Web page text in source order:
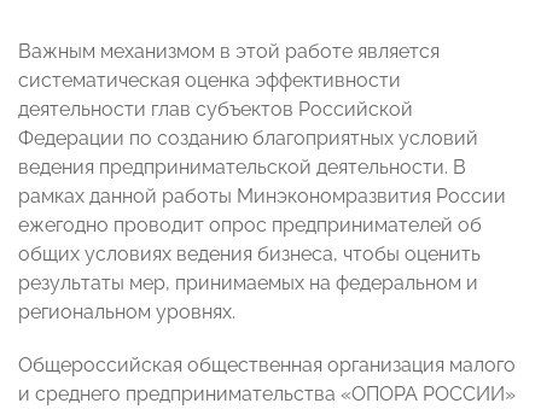
Важным механизмом в этой работе является
систематическая оценка эффективности
деятельности глав субъектов Российской
Федерации по созданию благоприятных условий
ведения предпринимательской деятельности. В
рамках данной работы Минэкономразвития России
ежегодно проводит опрос предпринимателей об
общих условиях ведения бизнеса, чтобы оценить
результаты мер, принимаемых на федеральном и
региональном уровнях.
Общероссийская общественная организация малого
и среднего предпринимательства «ОПОРА РОССИИ»